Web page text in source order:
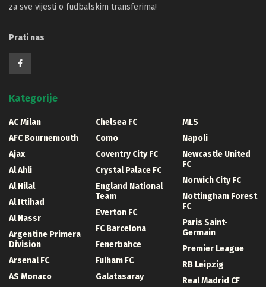
za sve vijesti o fudbalskim transferima!
Prati nas
Kategorije
AC Milan
AFC Bournemouth
Ajax
Al Ahli
Al Hilal
Al Ittihad
Al Nassr
Argentine Primera
Division
Arsenal FC
AS Monaco
Chelsea FC
Como
Coventry City FC
Crystal Palace FC
England National
Team
Everton FC
FC Barcelona
Fenerbahce
Fulham FC
Galatasaray
MLS
Napoli
Newcastle United
FC
Norwich City FC
Nottingham Forest
FC
Paris Saint-
Germain
Premier League
RB Leipzig
Real Madrid CF